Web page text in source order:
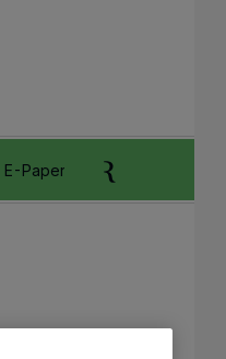
E-Paper Anzeigen aufgeben